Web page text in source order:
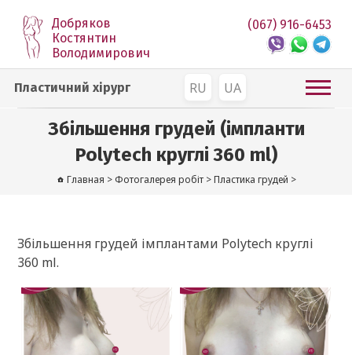
Добряков
Костянтин
Володимирович
RU UA
(067) 916-6453
Пластичний хірург
Збільшення грудей (імпланти
Polytech круглі 360 ml)
Главная > Фотогалерея робіт >Пластика грудей >
Збільшення грудей імплантами Polytech круглі
360 ml.